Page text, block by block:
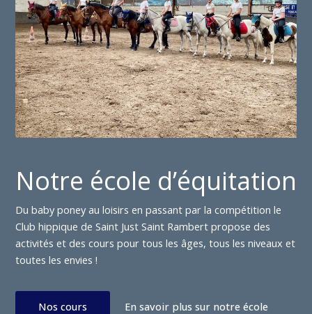
Notre école d’équitation
Du baby poney au loisirs en passant par la compétition le
Club hippique de Saint Just Saint Rambert propose des
activités et des cours pour tous les âges, tous les niveaux et
toutes les envies !
Nos cours En savoir plus sur notre école